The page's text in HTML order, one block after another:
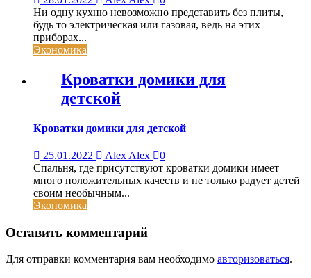
Ни одну кухню невозможно представить без плиты,
будь то электрическая или газовая, ведь на этих
приборах...
Экономика
Кроватки домики для
детской
Кроватки домики для детской
25.01.2022 Alex Alex
0
Спальня, где присутствуют кроватки домики имеет
много положительных качеств и не только радует детей
своим необычным...
Экономика
Оставить комментарий
Для отправки комментария вам необходимо авторизоваться.